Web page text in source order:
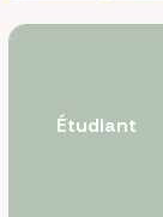
Étudiant